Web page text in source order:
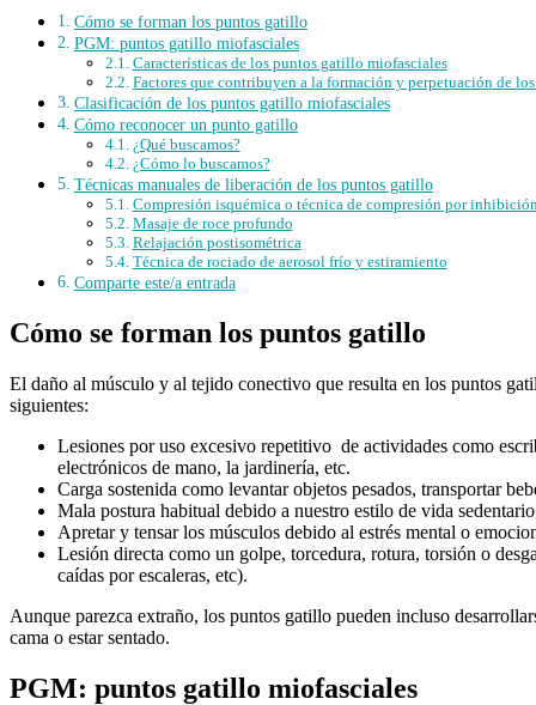
Cómo se forman los puntos gatillo
PGM: puntos gatillo miofasciales
Características de los puntos gatillo miofasciales
Factores que contribuyen a la formación y perpetuación de
Clasificación de los puntos gatillo miofasciales
Cómo reconocer un punto gatillo
¿Qué buscamos?
¿Cómo lo buscamos?
Técnicas manuales de liberación de los puntos gatillo
Compresión isquémica o técnica de compresión por
Masaje de roce profundo
Relajación postisométrica
Técnica de rociado de aerosol frío y estiramiento
Comparte este/a entrada
Cómo se forman los puntos gatillo
El daño al músculo y al tejido conectivo que resulta en los puntos
siguientes:
Lesiones por uso excesivo repetitivo de actividades como
electrónicos de mano, la jardinería, etc.
Carga sostenida como levantar objetos pesados, transportar
Mala postura habitual debido a nuestro estilo de vida
Apretar y tensar los músculos debido al estrés mental o
Lesión directa como un golpe, torcedura, rotura, torsión o
caídas por escaleras, etc).
Aunque parezca extraño, los puntos gatillo pueden incluso
cama o estar sentado.
PGM: puntos gatillo miofasciales